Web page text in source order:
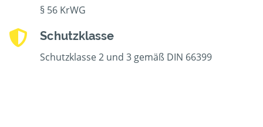
§ 56 KrWG
Schutzklasse
Schutzklasse 2 und 3 gemäß DIN 66399